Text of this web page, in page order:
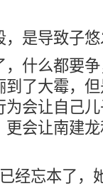
是导致子
什么都要
了大霉，
会让自己
会让南建
经忘本了，